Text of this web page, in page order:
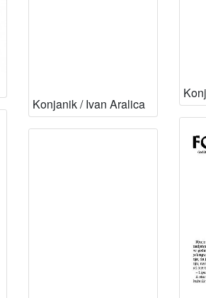
Konjanik / Ivan Aralica